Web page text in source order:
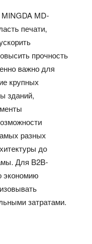
MD-
печати,
прочность
важно для
крупных
зданий,
разных
до
Для B2B-
экономию
затратами.